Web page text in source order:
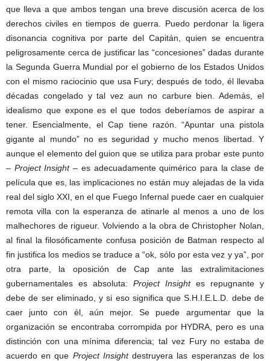
que lleva a que ambos tengan una breve discusión acerca de los
derechos civiles en tiempos de guerra. Puedo perdonar la ligera
disonancia cognitiva por parte del Capitán, quien se encuentra
peligrosamente cerca de justificar las “concesiones” dadas durante
la Segunda Guerra Mundial por el gobierno de los Estados Unidos
con el mismo raciocinio que usa Fury; después de todo, él llevaba
décadas congelado y tal vez aun no carbure bien. Además, el
idealismo que expone es el que todos deberíamos de aspirar a
tener. Esencialmente, el Cap tiene razón. “Apuntar una pistola
gigante al mundo” no es seguridad y mucho menos libertad. Y
aunque el elemento del guion que se utiliza para probar este punto
– Project Insight– es adecuadamente quimérico para la clase de
película que es, las implicaciones no están muy alejadas de la vida
real del siglo XXI, en el que Fuego Infernal puede caer en cualquier
remota villa con la esperanza de atinarle al menos a uno de los
malhechores de rigueur. Volviendo a la obra de Christopher Nolan,
al final la filosóficamente confusa posición de Batman respecto al
fin justifica los medios se traduce a “ok, sólo por esta vez y ya”, por
otra parte, la oposición de Cap ante las extralimitaciones
gubernamentales es absoluta: Project Insightes repugnante y
debe de ser eliminado, y si eso significa que S.H.I.E.L.D. debe de
caer junto con él, aún mejor. Se puede argumentar que la
organización se encontraba corrompida por HYDRA, pero es una
distinción con una mínima diferencia; tal vez Fury no estaba de
acuerdo en que Project Insightdestruyera las esperanzas de los